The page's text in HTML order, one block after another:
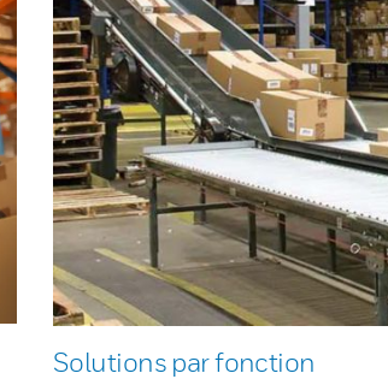
Solutions par fonction